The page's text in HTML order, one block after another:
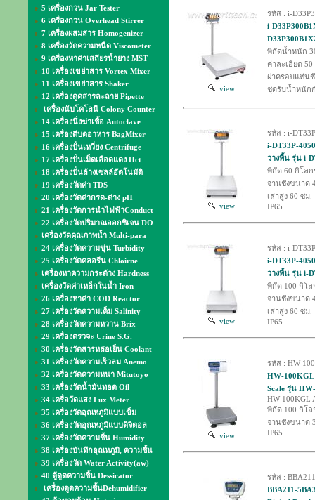
5 เครื่องกวน Jar Tester
6 เครื่องกวน Overhead Stirrer
7 เครื่องผสมสาร Homogenizer
8 เครื่องวัดความหนืด Viscometer
9 เครื่องหาค่าเสถียรน้ำยาง MST
10 เครื่องเขย่าสาร Vortex Mixer
11 เครื่องเขย่าสาร Shaker
12 เครื่องดูดสารละลาย Pipette
เครื่องนับโคโลนี Colony Counter
14 เครื่องนึ่งฆ่าเชื้อ Autoclave
15 เครื่องตีบดอาหาร BagMixer
16 เครื่องปั่นเหวี่ยง Centrifuge
17 เครื่องปั่นเม็ดเลือดแดง Hct
18 เครื่องปั่นล้างเซลล์อัตโนมัติ
19 เครื่องวัดค่า TDS
20 เครื่องวัดค่ากรด-ด่าง pH
21 เครื่องวัดการนำไฟฟ้าConduct
22 เครื่องวัดปริมาณออกซิเจน DO
เครื่องวัดคุณภาพน้ำ Multi-para
24 เครื่องวัดความขุ่น Turbidity
25 เครื่องวัดคลอรีน Chloirne
เครื่องหาความกระด้าง Hardness
เครื่องวัดค่าเหล็กในน้ำ Iron
26 เครื่องหาค่า COD Reactor
27 เครื่องวัดความเค็ม Salinity
28 เครื่องวัดความหวาน Brix
29 เครื่องตรวจะ Urine S.G.
30 เครื่องวัดสารหล่อเย็น Coolant
31 เครื่องวัดความเร็วลม Anemo
32 เครื่องวัดความหนา Mitutoyo
33 เครื่องวัดน้ำมันทอด Oil
34 เครื่อวัดแสง Lux Meter
35 เครื่องวัดอุณหภูมิแบบเข็ม
36 เครื่องวัดอุณหภูมิแบบดิจิตอล
37 เครื่องวัดความชื้น Humidity
38 เครื่องบันทึกอุณหภูมิ, ความชื้น
39 เครื่องวัด Water Activity(aw)
40 ตู้ดูดความชื้น Dessicator
เครื่องดูดความชื้นDehumidifier
view
รหัส : i-
i-
พิกัดน้ำหนัก
ค่าละเอียด
ฝาครอบแท่น
ชุดรับน้ำหนัก
view
รหัส : i-
i-DT33P-
วางพื้น รุ่น i-
พิกัด 60 กิโลก
จานชั่งขนาด
เสาสูง 60 ซม.
IP65
view
รหัส : i-
i-DT33P-
วางพื้น รุ่น i-
พิกัด 100 กิโล
จานชั่งขนาด
เสาสูง 60 ซม.
IP65
view
รหัส : HW-
HW-100KGL
Scale รุ่น
HW-100KGL
พิกัด 100 กิโล
จานชั่งขนาด
IP65
รหัส :
BBA211-